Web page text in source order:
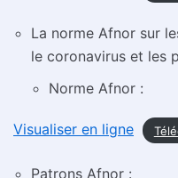
La norme Afnor sur
le coronavirus et les
Norme Afnor :
Visualiser en ligne
Patrons Afnor :